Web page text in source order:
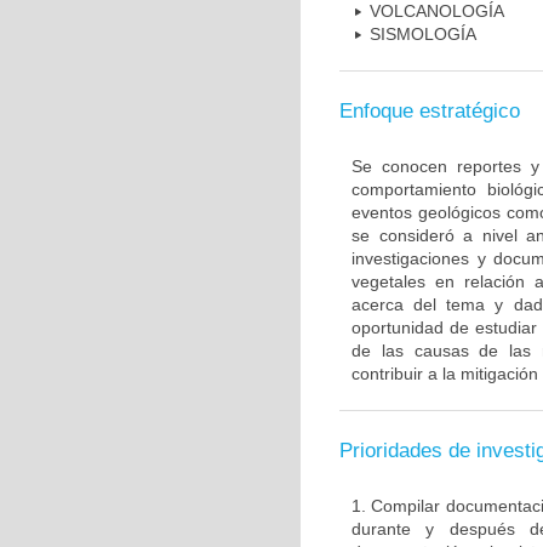
VOLCANOLOGÍA
SISMOLOGÍA
Enfoque estratégico
Se conocen reportes
comportamiento
eventos geológicos
se consideró a nivel
investigaciones y
vegetales en relación
acerca del tema y
oportunidad de
de las causas de las
contribuir a la
Prioridades de
1. Compilar
durante y después